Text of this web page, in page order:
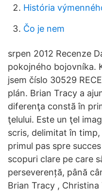
História
Čo je nem
srpen 2012 Recenze
pokojného bojovníka.
jsem číslo 30529
plán. Brian Tracy a
diferenţa constã în
ţelului. Este un ţel
scris, delimitat în
primul pas spre
scopuri clare pe care
perseverență, până
Brian Tracy , Christina